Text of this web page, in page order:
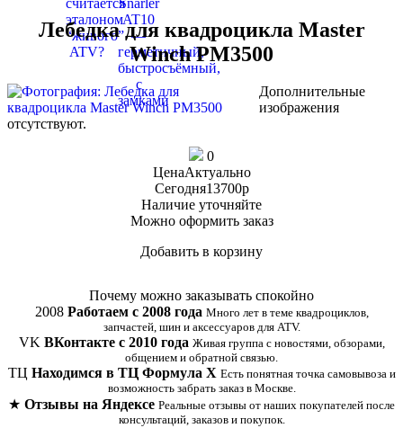
Лебедка для квадроцикла Master
Winch PM3500
Дополнительные
изображения
отсутствуют.
0
ЦенаАктуально
Сегодня13700p
Наличие уточняйте
Можно оформить заказ
Добавить в корзину
Почему можно заказывать спокойно
2008 Работаем с 2008 года Много лет в теме квадроциклов,
запчастей, шин и аксессуаров для ATV.
VK ВКонтакте с 2010 года Живая группа с новостями, обзорами,
общением и обратной связью.
ТЦ Находимся в ТЦ Формула Х Есть понятная точка самовывоза и
возможность забрать заказ в Москве.
★ Отзывы на Яндексе Реальные отзывы от наших покупателей после
консультаций, заказов и покупок.